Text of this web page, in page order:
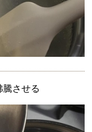
騰させる